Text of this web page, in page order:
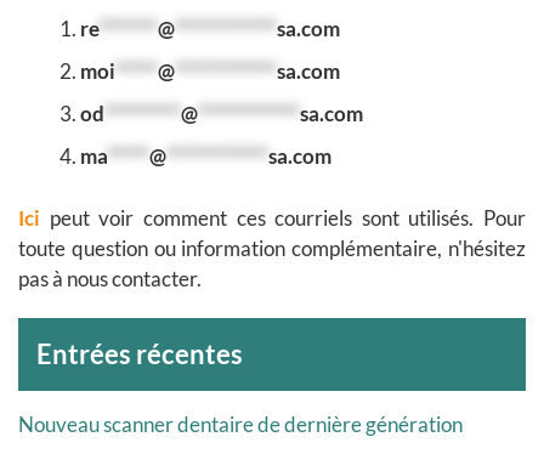
re*******@************sa.com
moi *****@************sa.com
od *********@************sa.com
ma*****@************sa.com
Ici peut voir comment ces courriels sont utilisés. Pour
toute question ou information complémentaire, n'hésitez
pas à nous contacter.
Entrées récentes
Nouveau scanner dentaire de dernière génération